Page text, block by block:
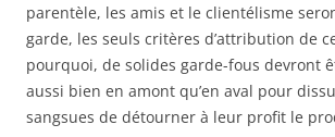
parentèle, les amis et le clientélisme
garde, les seuls critères d’attribution de
pourquoi, de solides garde-fous devront
aussi bien en amont qu’en aval pour
sangsues de détourner à leur profit le